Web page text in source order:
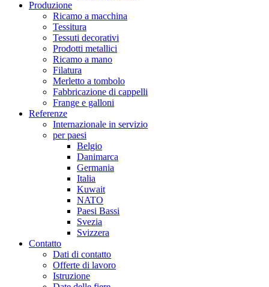
Produzione
Ricamo a macchina
Tessitura
Tessuti decorativi
Prodotti metallici
Ricamo a mano
Filatura
Merletto a tombolo
Fabbricazione di cappelli
Frange e galloni
Referenze
Internazionale in servizio
per paesi
Belgio
Danimarca
Germania
Italia
Kuwait
NATO
Paesi Bassi
Svezia
Svizzera
Contatto
Dati di contatto
Offerte di lavoro
Istruzione